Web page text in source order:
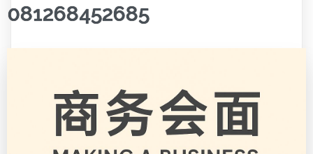
081268452685